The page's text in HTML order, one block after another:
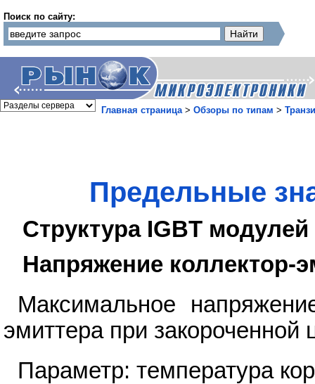
Поиск по сайту:
Главная страница> Обзоры по типам >
Предельные
Структура IGBT модулей
Напряжение коллектор-
Максимальное
эмиттера при закороченной
Параметр: температура